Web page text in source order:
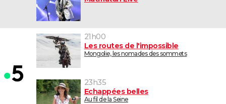
21h00
Les routes de l'impossible
Mongolie, les nomades des sommets
23h35
Echappées belles
Au fil de la Seine